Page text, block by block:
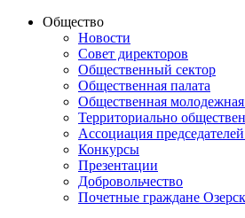
Общество
Новости
Совет директоров
Общественный сектор
Общественная палата
Общественная молодежная
Территориально
Ассоциация
Конкурсы
Презентации
Добровольчество
Почетные граждане